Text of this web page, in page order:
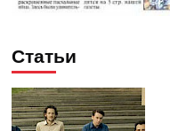
Статьи